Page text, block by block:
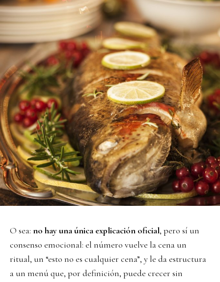
O sea: no hay una única explicación oficial, pero sí un
consenso emocional: el número vuelve la cena un
ritual, un “esto no es cualquier cena”, y le da estructura
a un menú que, por definición, puede crecer sin